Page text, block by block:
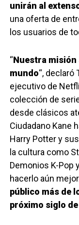
unirán al
una oferta de
los usuarios de
“Nuestra misión
mundo“, declaró
ejecutivo de
colección de
desde clásicos
Ciudadano Kane
Harry Potter y
la cultura como
Demonios K-Pop
hacerlo aún
público más de
próximo siglo